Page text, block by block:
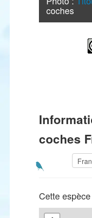
coches
coches
Cette